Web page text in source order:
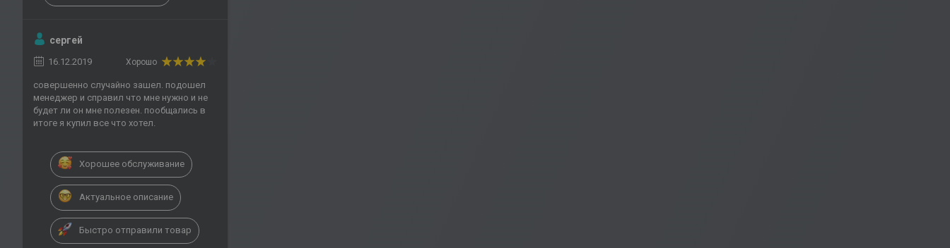
сергей
16.12.2019 Хорошо
совершенно случайно зашел. подошел
менеджер и справил что мне нужно и не
будет ли он мне полезен. пообщались в
итоге я купил все что хотел.
Хорошее обслуживание
Актуальное описание
Быстро отправили товар